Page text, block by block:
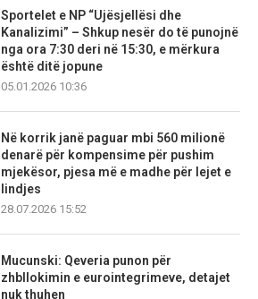
Sportelet e NP “Ujësjellësi dhe
Kanalizimi” – Shkup nesër do të punojnë
nga ora 7:30 deri në 15:30, e mërkura
është ditë jopune
05.01.2026 10:36
Në korrik janë paguar mbi 560 milionë
denarë për kompensime për pushim
mjekësor, pjesa më e madhe për lejet e
lindjes
28.07.2026 15:52
Mucunski: Qeveria punon për
zhbllokimin e eurointegrimeve, detajet
nuk thuhen